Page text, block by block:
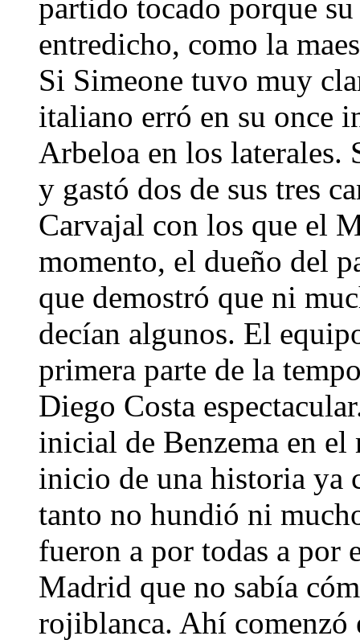
partido tocado porque
entredicho, como la
Si Simeone tuvo muy
italiano erró en su once
Arbeloa en los laterales.
y gastó dos de sus tres
Carvajal con los que el
momento, el dueño del
que demostró que ni
decían algunos. El
primera parte de la
Diego Costa
inicial de Benzema en el
inicio de una historia ya
tanto no hundió ni
fueron a por todas a por
Madrid que no sabía
rojiblanca. Ahí comenzó